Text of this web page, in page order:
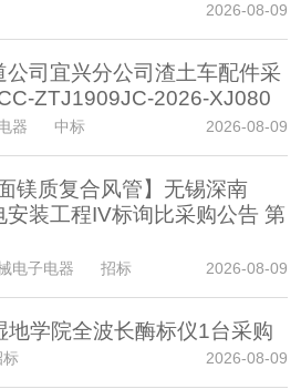
2026-08-09
公司宜兴分公司渣土车配件采
ZTJ1909JC-2026-XJ080
电器 中标 2026-08-09
镁质复合风管】无锡深南
安装工程IV标询比采购公告 第
械电子电器 招标 2026-08-09
学院全波长酶标仪1台采购
2026-08-09